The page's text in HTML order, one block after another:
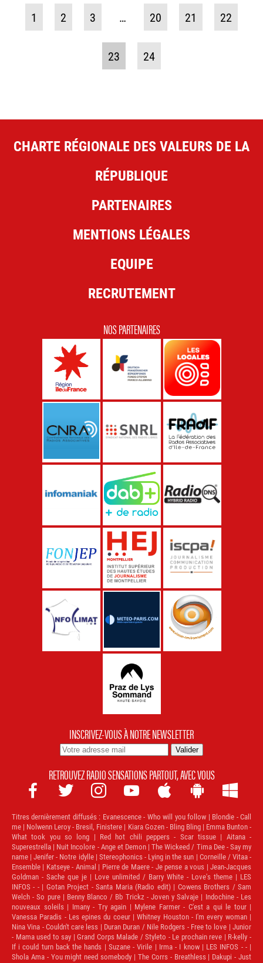
1 2 3 … 20 21 22
23 24
CHARTE RÉGIONALE DES VALEURS DE LA
RÉPUBLIQUE
PARTENAIRES
MENTIONS LÉGALES
EQUIPE
RECRUTEMENT
NOS PARTENAIRES
INSCRIVEZ-VOUS À NOTRE NEWSLETTER
RETROUVEZ RADIO SENSATIONS PARTOUT, AVEC VOUS
      
Titres dernièrement diffusés : Evanescence - Who will you follow | Blondie - Call
me | Nolwenn Leroy - Bresil, Finistere | Kiara Gozen - Bling Bling | Emma Bunton -
What took you so long | Red hot chili peppers - Scar tissue | Aitana -
Superestrella | Nuit Incolore - Ange et Demon | The Wickeed / Tima Dee - Say my
name | Jenifer - Notre idylle | Stereophonics - Lying in the sun | Corneille / Vitaa -
Ensemble | Katseye - Animal | Pierre de Maere - Je pense a vous | Jean-Jacques
Goldman - Sache que je | Love unlimited / Barry White - Love's theme | LES
INFOS - - | Gotan Project - Santa Maria (Radio edit) | Cowens Brothers / Sam
Welch - So pure | Benny Blanco / Bb Trickz - Joven y Salvaje | Indochine - Les
nouveaux soleils | Imany - Try again | Mylene Farmer - C'est a qui le tour |
Vanessa Paradis - Les epines du coeur | Whitney Houston - I'm every woman |
Nina Vina - Couldn't care less | Duran Duran / Nile Rodgers - Free to love | Junior
- Mama used to say | Grand Corps Malade / Styleto - Le prochain reve | R-kelly -
If i could turn back the hands | Suzane - Virile | Irma - I know | LES INFOS - - |
Shola Ama - You might need somebody | The Corrs - Breathless | Dakupi - Just